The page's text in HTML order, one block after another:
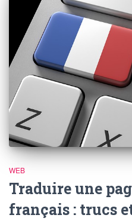
WEB
Traduire une
français : trucs